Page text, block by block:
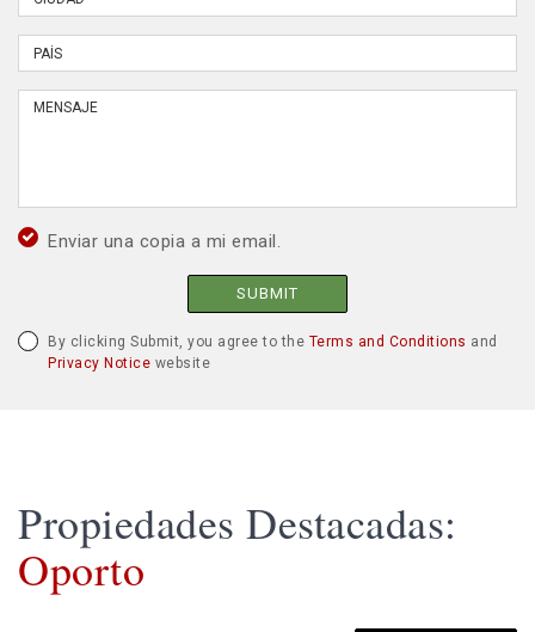
Enviar una copia a mi email.
SUBMIT
By clicking Submit, you agree to the Terms and Conditions and
Privacy Notice website
Propiedades Destacadas:
Oporto